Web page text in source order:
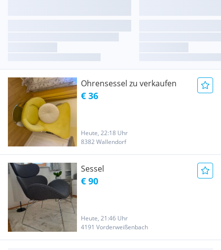
Ohrensessel zu verkaufen
€ 36
Heute, 22:18 Uhr
8382 Wallendorf
Sessel
€ 90
Heute, 21:46 Uhr
4191 Vorderweißenbach